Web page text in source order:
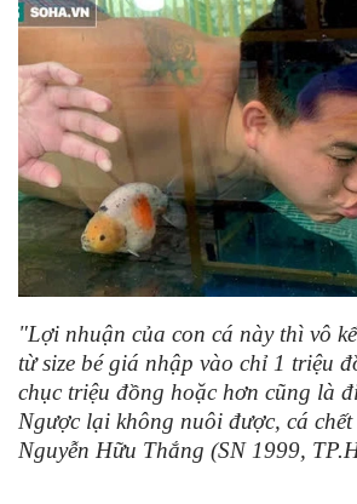
"Lợi nhuận của con cá này thì vô
từ size bé giá nhập vào chỉ 1 triệu
chục triệu đồng hoặc hơn cũng là
Ngược lại không nuôi được, cá
Nguyễn Hữu Thắng (SN 1999,